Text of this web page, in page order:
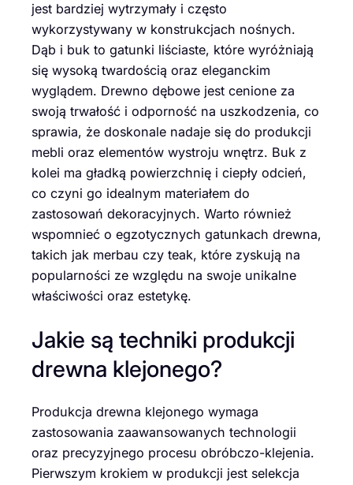
jest bardziej wytrzymały i często
wykorzystywany w konstrukcjach nośnych.
Dąb i buk to gatunki liściaste, które wyróżniają
się wysoką twardością oraz eleganckim
wyglądem. Drewno dębowe jest cenione za
swoją trwałość i odporność na uszkodzenia, co
sprawia, że doskonale nadaje się do produkcji
mebli oraz elementów wystroju wnętrz. Buk z
kolei ma gładką powierzchnię i ciepły odcień,
co czyni go idealnym materiałem do
zastosowań dekoracyjnych. Warto również
wspomnieć o egzotycznych gatunkach drewna,
takich jak merbau czy teak, które zyskują na
popularności ze względu na swoje unikalne
właściwości oraz estetykę.
Jakie są techniki produkcji
drewna klejonego?
Produkcja drewna klejonego wymaga
zastosowania zaawansowanych technologii
oraz precyzyjnego procesu obróbczo-klejenia.
Pierwszym krokiem w produkcji jest selekcja